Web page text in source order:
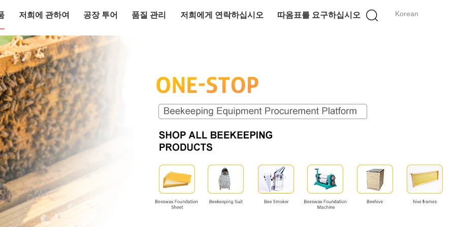
Korean
저희에 관하여 공장 투어 품질 관리 저희에게 연락하십시오 따옴표를 요구하십시오